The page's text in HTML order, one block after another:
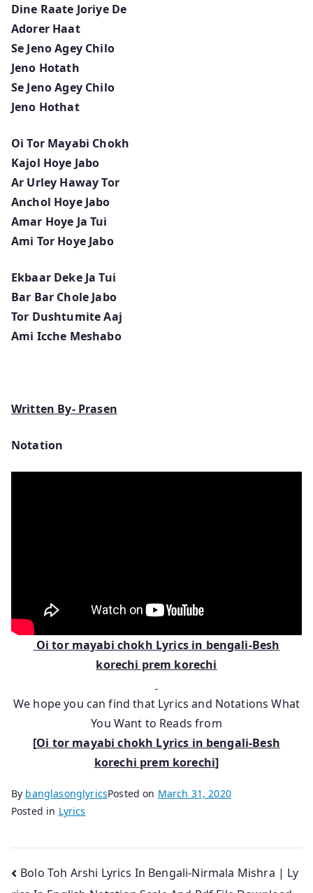
Dine Raate Joriye De
Adorer Haat
Se Jeno Agey Chilo
Jeno Hotath
Se Jeno Agey Chilo
Jeno Hothat
Oi Tor Mayabi Chokh
Kajol Hoye Jabo
Ar Urley Haway Tor
Anchol Hoye Jabo
Amar Hoye Ja Tui
Ami Tor Hoye Jabo
Ekbaar Deke Ja Tui
Bar Bar Chole Jabo
Tor Dushtumite Aaj
Ami Icche Meshabo
Written By- Prasen
Notation
Oi tor mayabi chokh Lyrics in bengali-Besh
korechi prem korechi
We hope you can find that Lyrics and Notations What
You Want to Reads from
[Oi tor mayabi chokh Lyrics in bengali-Besh
korechi prem korechi]
By banglasonglyricsPosted on March 31, 2020
Posted in Lyrics
Post
Bolo Toh Arshi Lyrics In Bengali-Nirmala Mishra | Ly